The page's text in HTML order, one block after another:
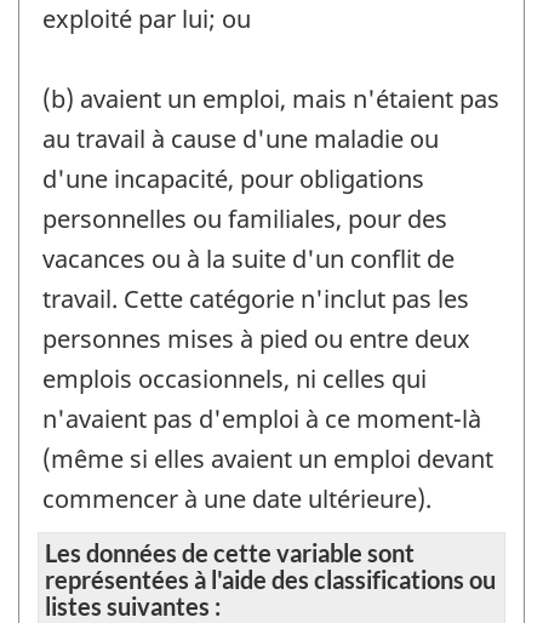
exploité par lui; ou
(b) avaient un emploi, mais n'étaient pas
au travail à cause d'une maladie ou
d'une incapacité, pour obligations
personnelles ou familiales, pour des
vacances ou à la suite d'un conflit de
travail. Cette catégorie n'inclut pas les
personnes mises à pied ou entre deux
emplois occasionnels, ni celles qui
n'avaient pas d'emploi à ce moment-là
(même si elles avaient un emploi devant
commencer à une date ultérieure).
Les données de cette variable sont
représentées à l'aide des classifications ou
listes suivantes :